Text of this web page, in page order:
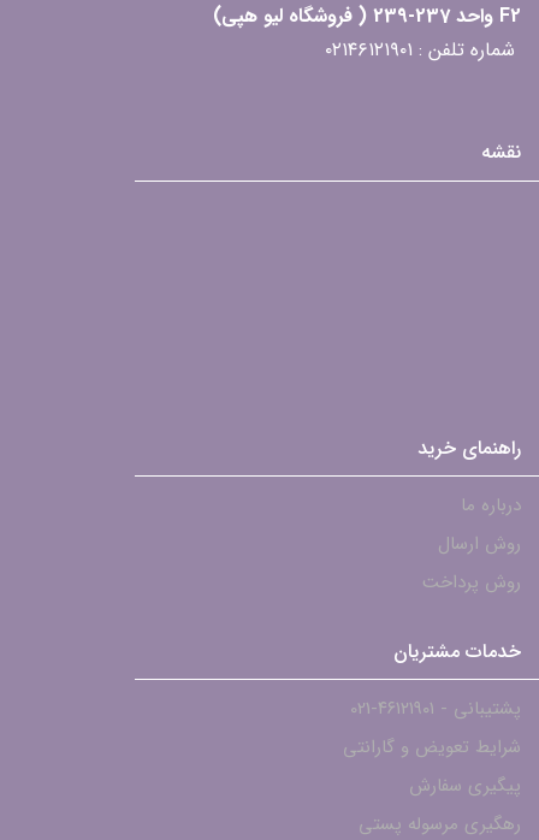
F2 واحد 237-239 ( فروشگاه لیو هپی)
شماره تلفن : ۰۲۱۴۶۱۲۱۹۰۱
نقشه
راهنمای خرید
درباره ما
روش ارسال
روش پرداخت
خدمات مشتریان
پشتیبانی - ۴۶۱۲۱۹۰۱-021
شرایط تعویض و گارانتی
پیگیری سفارش
رهگیری مرسوله پستی